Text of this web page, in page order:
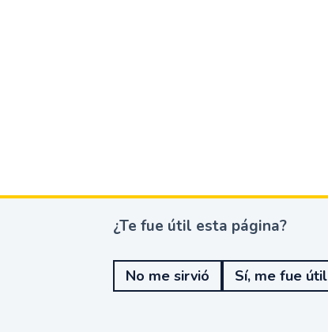
¿
e
u
¿Te fue útil esta página?
No me sirvió Sí, me fue útil